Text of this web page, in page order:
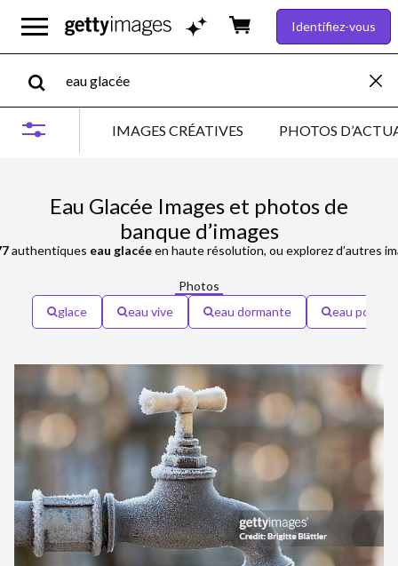
Identifiez-vous
IMAGES CRÉATIVES PHOTOS
Eau Glacée Images et photos de
banque d’images
authentiques eau glacéeen haute résolution, ou explorez d’autres
Photos
glace
eau vive eau dormante eau potable